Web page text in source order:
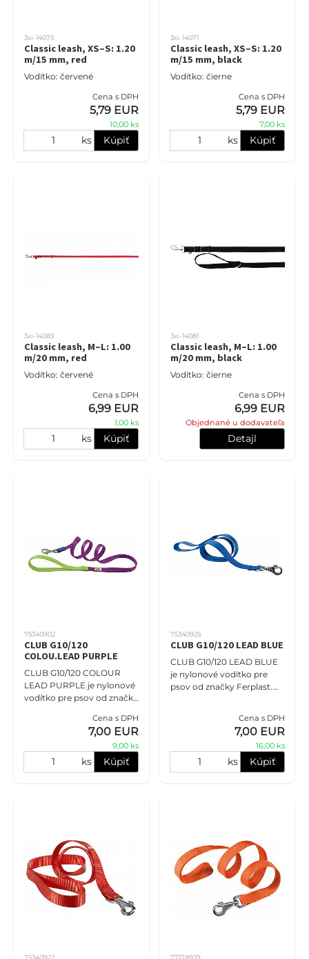
3xi-14073
Classic leash, XS–S: 1.20
m/15 mm, red
Vodítko: červené
Cena s DPH
5,79 EUR
10,00 ks
ks Kúpiť
3xi-14071
Classic leash, XS–S: 1.20
m/15 mm, black
Vodítko: čierne
Cena s DPH
5,79 EUR
7,00 ks
ks Kúpiť
3xi-14083
Classic leash, M–L: 1.00
m/20 mm, red
Vodítko: červené
Cena s DPH
6,99 EUR
1,00 ks
ks Kúpiť
3xi-14081
Classic leash, M–L: 1.00
m/20 mm, black
Vodítko: čierne
Cena s DPH
6,99 EUR
Objednané u dodavateľa
Detajl
75340902
CLUB G10/120
COLOU.LEAD PURPLE
CLUB G10/120 COLOUR
LEAD PURPLE je nylonové
vodítko pre psov od značky
dĺžku 120 cm. Toto pevné a
odolné vodítko je vyroben
Cena s DPH
7,00 EUR
9,00 ks
ks Kúpiť
75340925
CLUB G10/120 LEAD BLUE
CLUB G10/120 LEAD BLUE
je nylonové vodítko pre
psov od značky Ferplast.
vodítko je vyrobené z nylon
Cena s DPH
7,00 EUR
16,00 ks
ks Kúpiť
75340922 77178939